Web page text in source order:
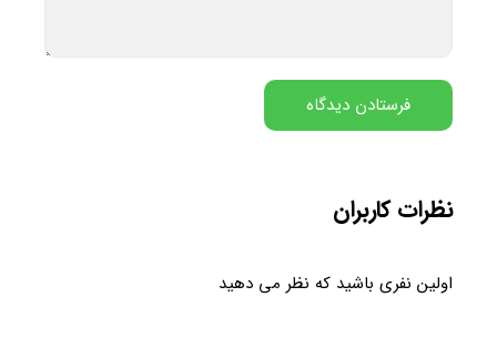
نظرات کاربران
اولین نفری باشید که نظر می دهید